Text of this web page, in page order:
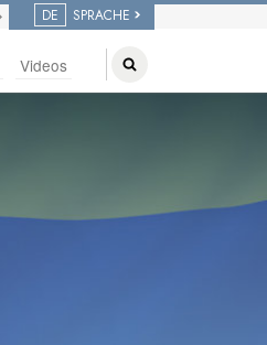
DE SPRACHE
Videos